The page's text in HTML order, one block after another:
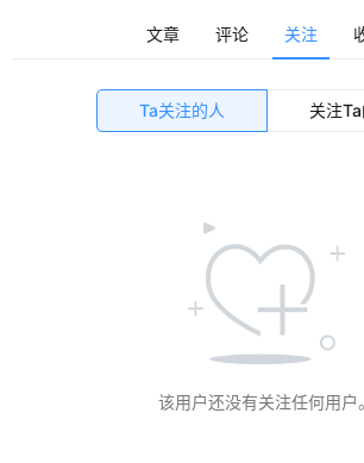
文章 评论 关注
Ta关注的人 关注
该用户还没有关注任何用户。